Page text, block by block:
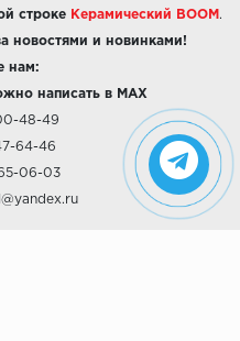
строке Керамический BOOM .
новостями и новинками!
нам:
написать в MAX
48-49
64-46
06-03